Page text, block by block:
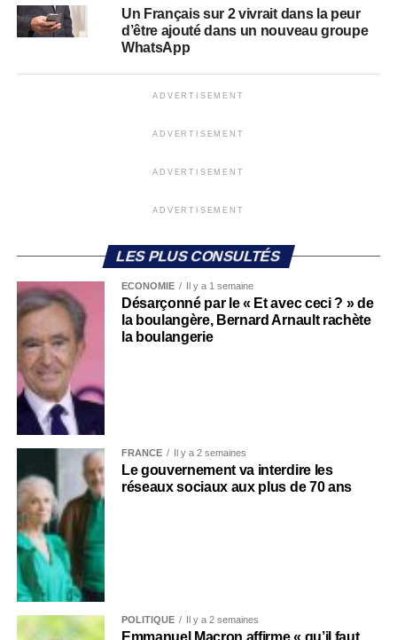
Un Français sur 2 vivrait dans la peur
d’être ajouté dans un nouveau groupe
WhatsApp
ADVERTISEMENT
ADVERTISEMENT
ADVERTISEMENT
ADVERTISEMENT
LES PLUS CONSULTÉS
ECONOMIE Il y a 1 semaine
Désarçonné par le « Et avec ceci ? » de
la boulangère, Bernard Arnault rachète
la boulangerie
FRANCE Il y a 2 semaines
Le gouvernement va interdire les
réseaux sociaux aux plus de 70 ans
POLITIQUE Il y a 2 semaines
Emmanuel Macron affirme « qu’il faut